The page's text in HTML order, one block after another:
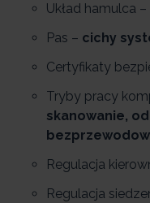
Układ hamulca –
Pas – cichy
Certyfikaty
Tryby pracy
skanowanie,
Regulacja
Regulacja